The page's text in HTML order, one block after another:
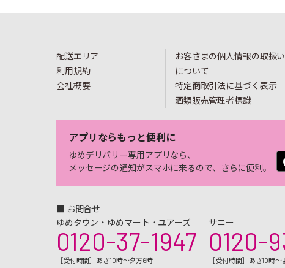
配送エリア
利用規約
会社概要
お客さまの個人情報の取扱い
について
特定商取引法に基づく表示
酒類販売管理者標識
アプリならもっと便利に
ゆめデリバリー専用アプリなら、
メッセージの通知がスマホに来るので、さらに便利。
■ お問合せ
ゆめタウン・ゆめマート・ユアーズ
0120-37-1947
［受付時間］あさ10時～夕方6時
サニー
0120-
［受付時間］あさ10時～